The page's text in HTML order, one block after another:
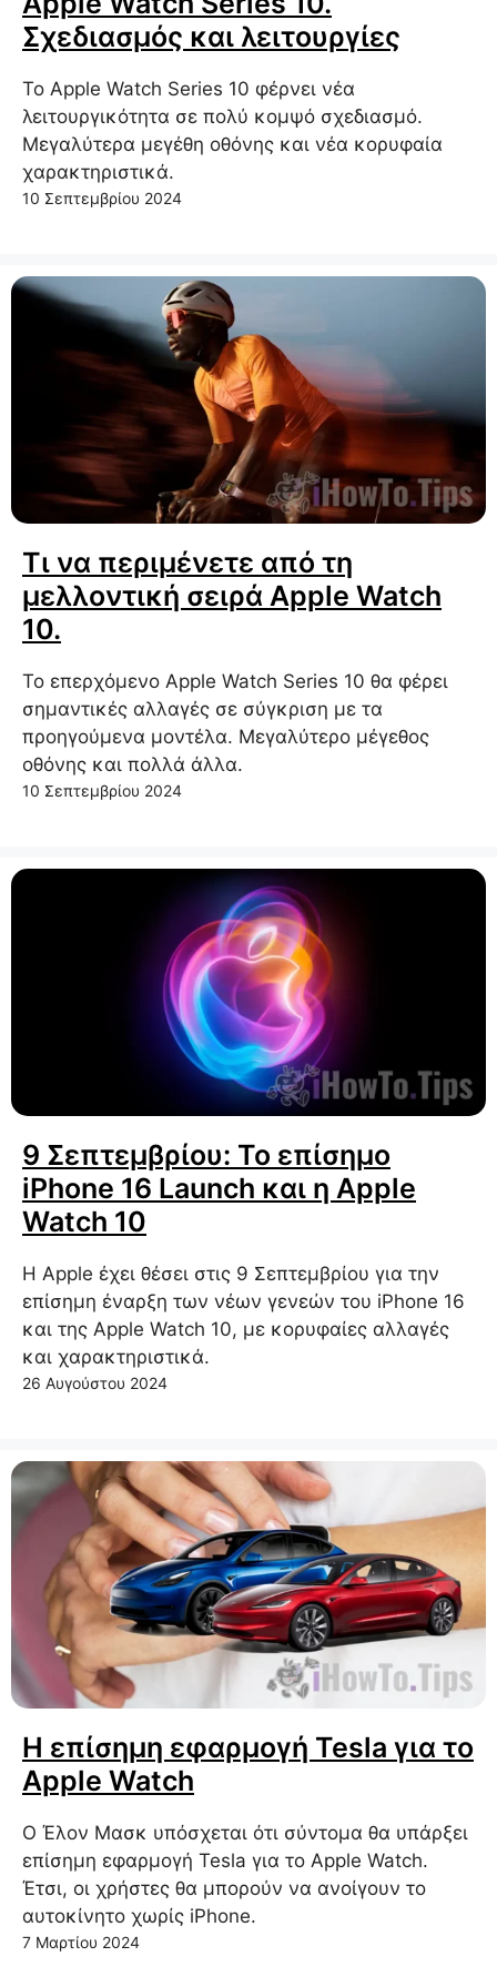
Σχεδιασμός και λειτουργίες
Το Apple Watch Series 10 φέρνει νέα
λειτουργικότητα σε πολύ κομψό σχεδιασμό.
Μεγαλύτερα μεγέθη οθόνης και νέα κορυφαία
χαρακτηριστικά.
10 Σεπτεμβρίου 2024
Τι να περιμένετε από τη
μελλοντική σειρά Apple Watch
10.
Το επερχόμενο Apple Watch Series 10 θα φέρει
σημαντικές αλλαγές σε σύγκριση με τα
προηγούμενα μοντέλα. Μεγαλύτερο μέγεθος
οθόνης και πολλά άλλα.
10 Σεπτεμβρίου 2024
9 Σεπτεμβρίου: Το επίσημο
iPhone 16 Launch και η Apple
Watch 10
Η Apple έχει θέσει στις 9 Σεπτεμβρίου για την
επίσημη έναρξη των νέων γενεών του iPhone 16
και της Apple Watch 10, με κορυφαίες αλλαγές
και χαρακτηριστικά.
26 Αυγούστου 2024
Η επίσημη εφαρμογή Tesla για το
Apple Watch
Ο Έλον Μασκ υπόσχεται ότι σύντομα θα υπάρξει
επίσημη εφαρμογή Tesla για το Apple Watch.
Έτσι, οι χρήστες θα μπορούν να ανοίγουν το
αυτοκίνητο χωρίς iPhone.
7 Μαρτίου 2024